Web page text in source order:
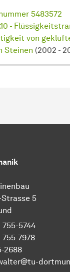
5483572
-
von
Steinen (2002 -
5
755-5744
755-7978
2688